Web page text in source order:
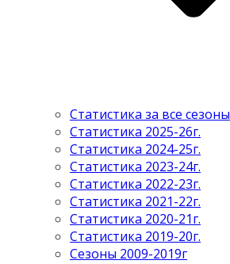
Статистика за все сезоны
Статистика 2025-26г.
Статистика 2024-25г.
Статистика 2023-24г.
Статистика 2022-23г.
Статистика 2021-22г.
Статистика 2020-21г.
Статистика 2019-20г.
Сезоны 2009-2019г